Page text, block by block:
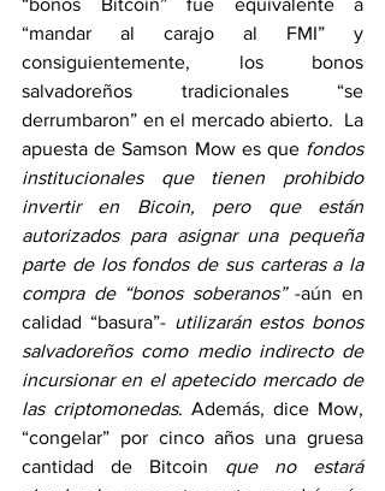
“bonos Bitcoin” fue equivalente a
“mandar al carajo al FMI” y
consiguientemente, los bonos
salvadoreños tradicionales “se
derrumbaron” en el mercado abierto.  La
apuesta de Samson Mow es que fondos
institucionales que tienen prohibido
invertir en Bicoin, pero que están
autorizados para asignar una pequeña
parte de los fondos de sus carteras a la
compra de “bonos soberanos” -aún en
calidad “basura”- utilizarán estos bonos
salvadoreños como medio indirecto de
incursionar en el apetecido mercado de
las criptomonedas. Además, dice Mow,
“congelar” por cinco años una gruesa
cantidad de Bitcoin que no estará